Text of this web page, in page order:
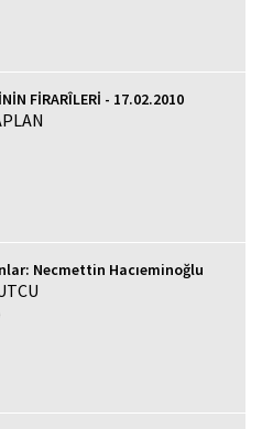
FİRARÎLERİ - 17.02.2010
Necmettin Hacıeminoğlu